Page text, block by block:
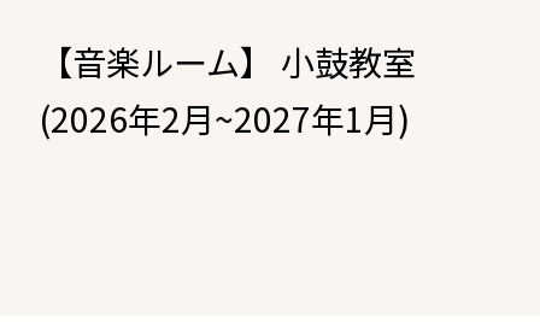
【音楽ルーム】 小鼓教室
(2026年2月~2027年1月)